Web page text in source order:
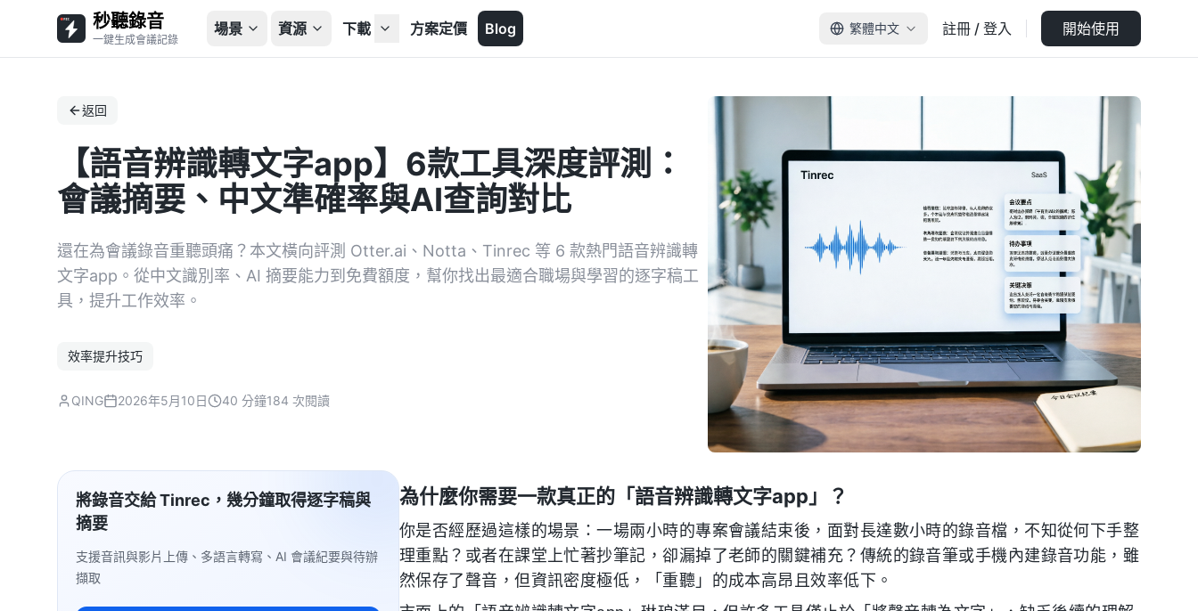
秒聽錄音
一鍵生成會議記錄
場景 資源 下載 方案定價 Blog 繁體中文 註冊 / 登入 開始使用
返回
【語音辨識轉文字app】6款工具深度評測：
會議摘要、中文準確率與AI查詢對比
還在為會議錄音重聽頭痛？本文橫向評測 Otter.ai、Notta、Tinrec 等 6 款熱門語音辨識轉
文字app。從中文識別率、AI 摘要能力到免費額度，幫你找出最適合職場與學習的逐字稿工
具，提升工作效率。
效率提升技巧
QING 2026年5月10日 40 分鐘184 次閱讀
將錄音交給 Tinrec，幾分鐘取得逐字稿與
摘要
支援音訊與影片上傳、多語言轉寫、AI 會議紀要與待辦
擷取
為什麼你需要一款真正的「語音辨識轉文字app」？
你是否經歷過這樣的場景：一場兩小時的專案會議結束後，面對長達數小時的錄音檔，不知從何下手整
理重點？或者在課堂上忙著抄筆記，卻漏掉了老師的關鍵補充？傳統的錄音筆或手機內建錄音功能，雖
然保存了聲音，但資訊密度極低，「重聽」的成本高昂且效率低下。